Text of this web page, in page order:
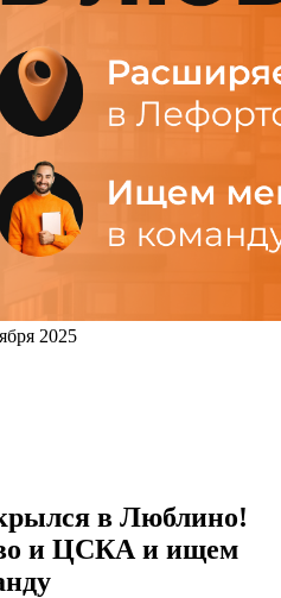
2025
в Люблино!
и ЦСКА и ищем